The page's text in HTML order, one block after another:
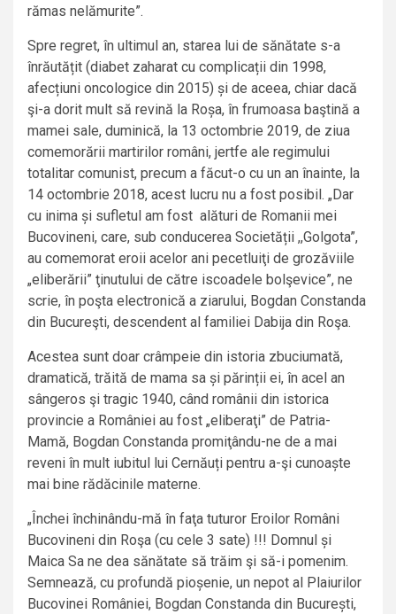
rămas nelămurite”.
Spre regret, în ultimul an, starea lui de sănătate s-a
înrăutățit (diabet zaharat cu complicații din 1998,
afecțiuni oncologice din 2015) și de aceea, chiar dacă
şi-a dorit mult să revină la Roșa, în frumoasa baştină a
mamei sale, duminică, la 13 octombrie 2019, de ziua
comemorării martirilor români, jertfe ale regimului
totalitar comunist, precum a făcut-o cu un an înainte, la
14 octombrie 2018, acest lucru nu a fost posibil. „Dar
cu inima și sufletul am fost alături de Romanii mei
Bucovineni, care, sub conducerea Societății ,,Golgota”,
au comemorat eroii acelor ani pecetluiţi de grozăviile
„eliberării” ţinutului de către iscoadele bolşevice”, ne
scrie, în poşta electronică a ziarului, Bogdan Constanda
din Bucureşti, descendent al familiei Dabija din Roşa.
Acestea sunt doar crâmpeie din istoria zbuciumată,
dramatică, trăită de mama sa și părinții ei, în acel an
sângeros şi tragic 1940, când românii din istorica
provincie a României au fost „eliberaţi” de Patria-
Mamă, Bogdan Constanda promiţându-ne de a mai
reveni în mult iubitul lui Cernăuți pentru a-şi cunoaște
mai bine rădăcinile materne.
„Închei închinându-mă în faţa tuturor Eroilor Români
Bucovineni din Roşa (cu cele 3 sate) !!! Domnul și
Maica Sa ne dea sănătate să trăim şi să-i pomenim.
Semnează, cu profundă pioșenie, un nepot al Plaiurilor
Bucovinei României, Bogdan Constanda din București,